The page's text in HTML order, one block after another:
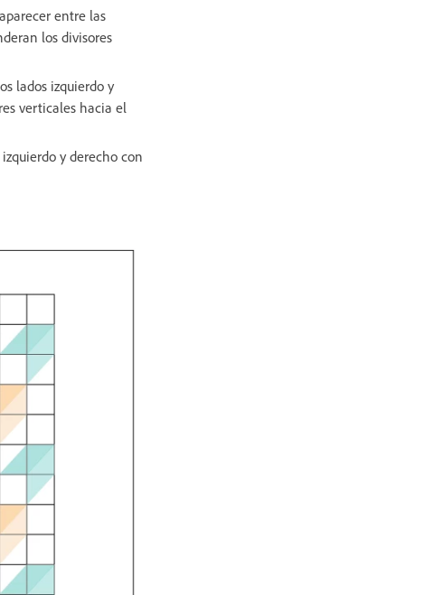
entre las
los divisores
lados izquierdo y
verticales hacia el
y derecho con